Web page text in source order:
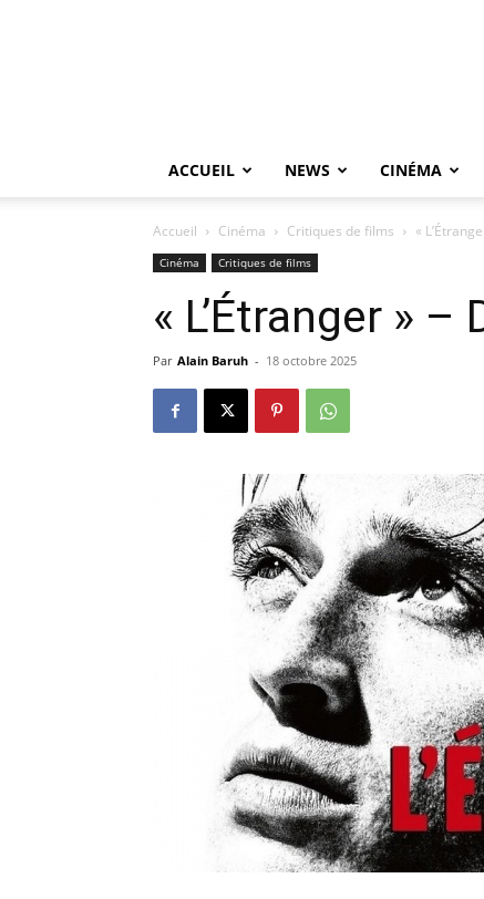
ACCUEIL NEWS CINÉMA
Accueil Cinéma Critiques de films «
Cinéma Critiques de films
« L’Étranger » –
Par Alain Baruh - 18 octobre 2025